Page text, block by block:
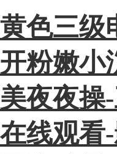
黄色三级
开粉嫩小
美夜夜操
在线观看